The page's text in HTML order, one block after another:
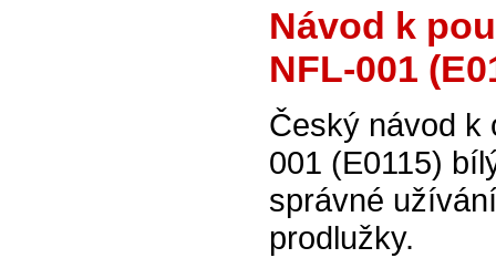
Návod k
NFL-001
Český návod k
001 (E0115)
správné
prodlužky.